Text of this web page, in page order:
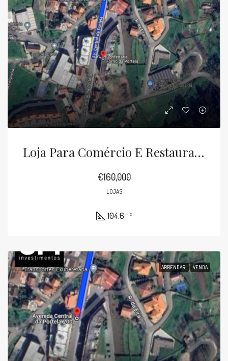
Loja Para Comércio E Restauração Rebordosa
€160,000
LOJAS
104.6m²
ARRENDAR VENDA